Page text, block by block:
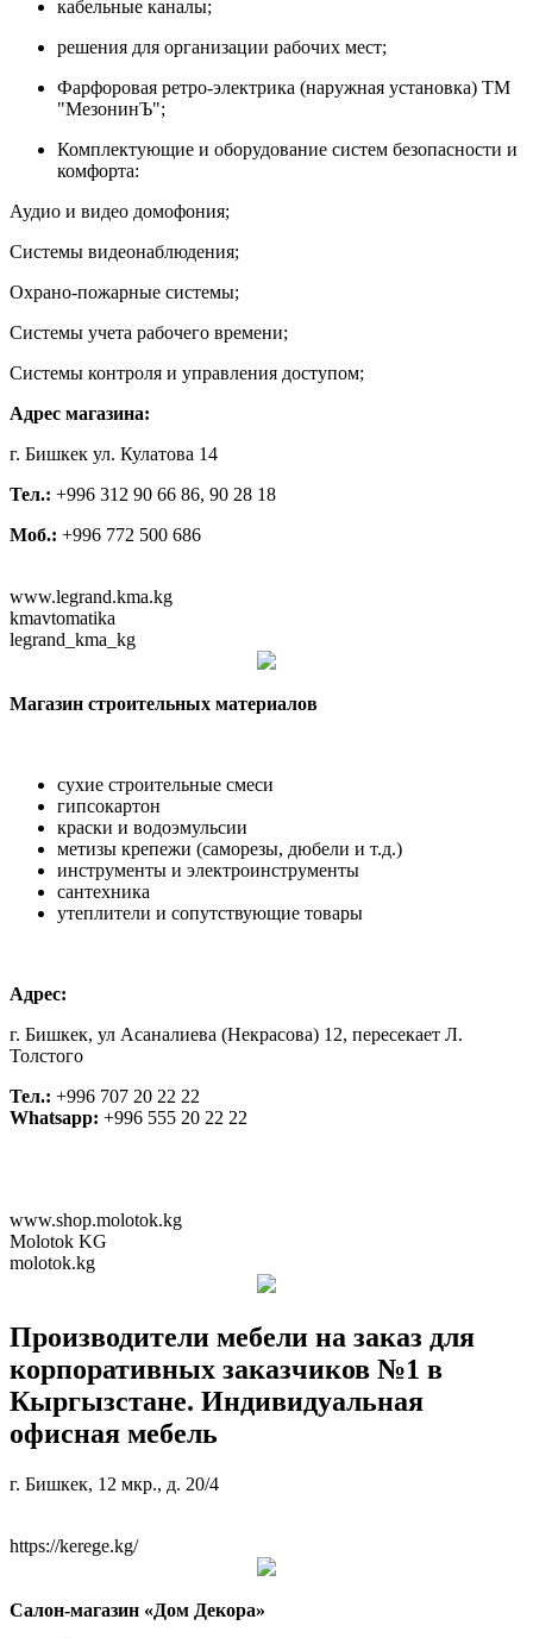
кабельные каналы;
решения для организации рабочих мест;
Фарфоровая ретро-электрика (наружная установка) ТМ
"МезонинЪ";
Комплектующие и оборудование систем безопасности и
комфорта:
Аудио и видео домофония;
Системы видеонаблюдения;
Охрано-пожарные системы;
Системы учета рабочего времени;
Системы контроля и управления доступом;
Адрес магазина:
г. Бишкек ул. Кулатова 14
Тел.: +996 312 90 66 86, 90 28 18
Моб.: +996 772 500 686
www.legrand.kma.kg
kmavtomatika
legrand_kma_kg
Магазин строительных материалов
сухие строительные смеси
гипсокартон
краски и водоэмульсии
метизы крепежи (саморезы, дюбели и т.д.)
инструменты и электроинструменты
сантехника
утеплители и сопутствующие товары
Адрес:
г. Бишкек, ул Асаналиева (Некрасова) 12, пересекает Л.
Толстого
Тел.: +996 707 20 22 22
Whatsapp: +996 555 20 22 22
www.shop.molotok.kg
Molotok KG
molotok.kg
Производители мебели на заказ для
корпоративных заказчиков №1 в
Кыргызстане. Индивидуальная
офисная мебель
г. Бишкек, 12 мкр., д. 20/4
https://kerege.kg/
Салон-магазин «Дом Декора»